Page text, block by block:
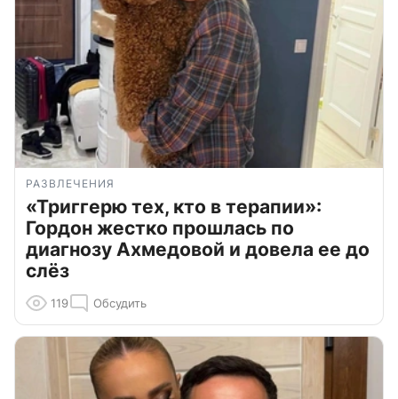
РАЗВЛЕЧЕНИЯ
«Триггерю тех, кто в терапии»:
Гордон жестко прошлась по
диагнозу Ахмедовой и довела ее до
слёз
119 Обсудить